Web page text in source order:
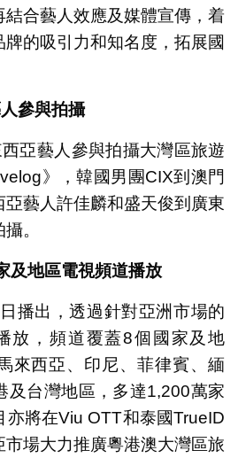
合藝人效應及媒體宣傳，着
的吸引力和知名度，拓展國
參與拍攝
亞藝人參與拍攝大灣區旅遊
》，韓國男團CIX到澳門
藝人許佳麟和盛天俊到廣東
。
及地區電視頻道播放
播出，透過針對亞洲市場的
放，頻道覆蓋8個國家及地
來西亞、印尼、菲律賓、緬
及台灣地區，多達1,200萬家
亦將在Viu OTT和泰國TrueID
場大力推廣粵港澳大灣區旅